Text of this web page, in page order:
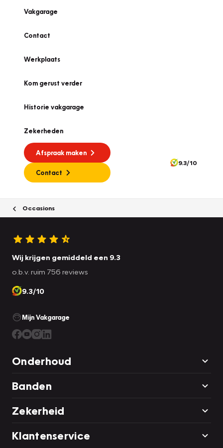
Vakgarage
Contact
Werkplaats
Kom gerust verder
Historie vakgarage
Zekerheden
Afspraak maken
Contact
9.3/10
Occasions
Wij krijgen gemiddeld een 9.3
o.b.v. ruim 756 reviews
9.3/10
Mijn Vakgarage
Onderhoud
Banden
Zekerheid
Klantenservice